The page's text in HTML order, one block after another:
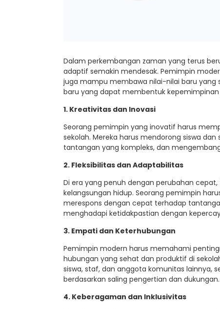
Dalam perkembangan zaman yang terus
adaptif semakin mendesak. Pemimpin
juga mampu membawa nilai-nilai baru yang
baru yang dapat membentuk
1. Kreativitas dan Inovasi
Seorang pemimpin yang inovatif harus
sekolah. Mereka harus mendorong siswa
tantangan yang kompleks, dan
2. Fleksibilitas dan Adaptabilitas
Di era yang penuh dengan perubahan
kelangsungan hidup. Seorang pemimpin
merespons dengan cepat terhadap
menghadapi ketidakpastian dengan
3. Empati dan Keterhubungan
Pemimpin modern harus memahami
hubungan yang sehat dan produktif di
siswa, staf, dan anggota komunitas lainnya,
berdasarkan saling pengertian dan dukungan.
4. Keberagaman dan Inklusivitas